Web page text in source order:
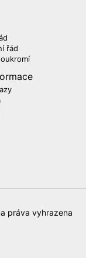
řád
práva vyhrazena